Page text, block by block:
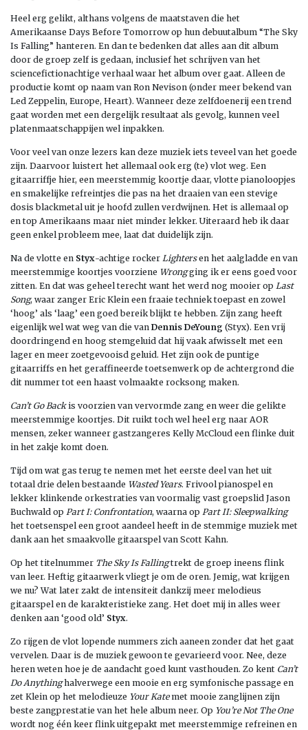
Heel erg gelikt, althans volgens de maatstaven die het
Amerikaanse Days Before Tomorrow op hun debuutalbum “The Sky
Is Falling” hanteren. En dan te bedenken dat alles aan dit album
door de groep zelf is gedaan, inclusief het schrijven van het
sciencefictionachtige verhaal waar het album over gaat. Alleen de
productie komt op naam van Ron Nevison (onder meer bekend van
Led Zeppelin, Europe, Heart). Wanneer deze zelfdoenerij een trend
gaat worden met een dergelijk resultaat als gevolg, kunnen veel
platenmaatschappijen wel inpakken.
Voor veel van onze lezers kan deze muziek iets teveel van het goede
zijn. Daarvoor luistert het allemaal ook erg (te) vlot weg. Een
gitaarriffje hier, een meerstemmig koortje daar, vlotte pianoloopjes
en smakelijke refreintjes die pas na het draaien van een stevige
dosis blackmetal uit je hoofd zullen verdwijnen. Het is allemaal op
en top Amerikaans maar niet minder lekker. Uiteraard heb ik daar
geen enkel probleem mee, laat dat duidelijk zijn.
Na de vlotte en Styx-achtige rocker Lightersen het aalgladde en van
meerstemmige koortjes voorziene Wrongging ik er eens goed voor
zitten. En dat was geheel terecht want het werd nog mooier op Last
Song, waar zanger Eric Klein een fraaie techniek toepast en zowel
‘hoog’ als ‘laag’ een goed bereik blijkt te hebben. Zijn zang heeft
eigenlijk wel wat weg van die van Dennis DeYoung (Styx). Een vrij
doordringend en hoog stemgeluid dat hij vaak afwisselt met een
lager en meer zoetgevooisd geluid. Het zijn ook de puntige
gitaarriffs en het geraffineerde toetsenwerk op de achtergrond die
dit nummer tot een haast volmaakte rocksong maken.
Can’t Go Backis voorzien van vervormde zang en weer die gelikte
meerstemmige koortjes. Dit ruikt toch wel heel erg naar AOR
mensen, zeker wanneer gastzangeres Kelly McCloud een flinke duit
in het zakje komt doen.
Tijd om wat gas terug te nemen met het eerste deel van het uit
totaal drie delen bestaande Wasted Years. Frivool pianospel en
lekker klinkende orkestraties van voormalig vast groepslid Jason
Buchwald op Part I: Confrontation, waarna op Part II: Sleepwalking
het toetsenspel een groot aandeel heeft in de stemmige muziek met
dank aan het smaakvolle gitaarspel van Scott Kahn.
Op het titelnummer The Sky Is Fallingtrekt de groep ineens flink
van leer. Heftig gitaarwerk vliegt je om de oren. Jemig, wat krijgen
we nu? Wat later zakt de intensiteit dankzij meer melodieus
gitaarspel en de karakteristieke zang. Het doet mij in alles weer
denken aan ‘good old’ Styx.
Zo rijgen de vlot lopende nummers zich aaneen zonder dat het gaat
vervelen. Daar is de muziek gewoon te gevarieerd voor. Nee, deze
heren weten hoe je de aandacht goed kunt vasthouden. Zo kent Can’t
Do Anythinghalverwege een mooie en erg symfonische passage en
zet Klein op het melodieuze Your Katemet mooie zanglijnen zijn
beste zangprestatie van het hele album neer. Op You’re Not The One
wordt nog één keer flink uitgepakt met meerstemmige refreinen en